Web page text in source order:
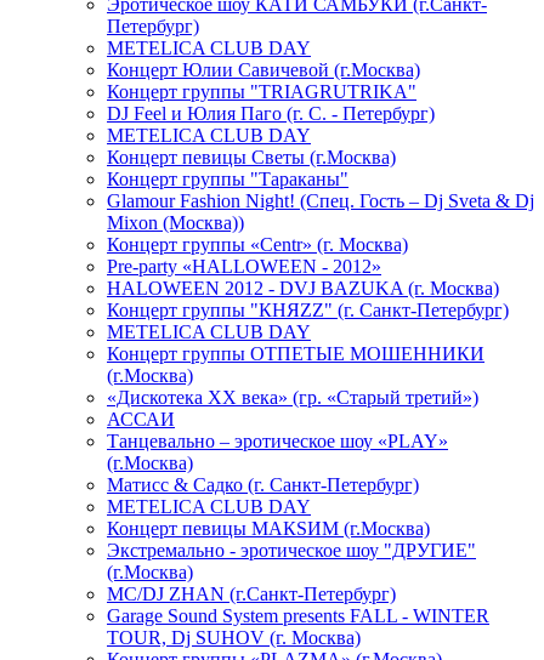
Эротическое шоу КАТИ САМБУКИ (г.Санкт-
Петербург)
METELICA CLUB DAY
Концерт Юлии Савичевой (г.Москва)
Концерт группы "TRIAGRUTRIKA"
DJ Feel и Юлия Паго (г. С. - Петербург)
METELICA CLUB DAY
Концерт певицы Светы (г.Москва)
Концерт группы "Тараканы"
Glamour Fashion Night! (Спец. Гость – Dj Sveta & Dj
Mixon (Москва))
Концерт группы «Centr» (г. Москва)
Pre-party «HALLOWEEN - 2012»
HALOWEEN 2012 - DVJ BAZUKA (г. Москва)
Концерт группы "КНЯZZ" (г. Санкт-Петербург)
METELICA CLUB DAY
Концерт группы ОТПЕТЫЕ МОШЕННИКИ
(г.Москва)
«Дискотека ХХ века» (гр. «Старый третий»)
АССАИ
Танцевально – эротическое шоу «PLAY»
(г.Москва)
Матисс & Садко (г. Санкт-Петербург)
METELICA CLUB DAY
Концерт певицы МАКSИМ (г.Москва)
Экстремально - эротическое шоу "ДРУГИЕ"
(г.Москва)
МС/DJ ZHAN (г.Санкт-Петербург)
Garage Sound System presents FALL - WINTER
TOUR, Dj SUHOV (г. Москва)